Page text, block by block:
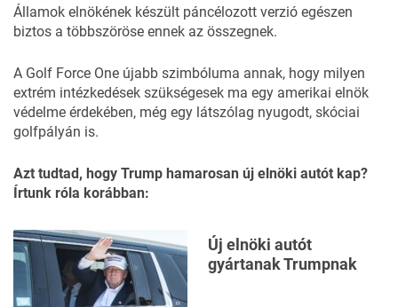
Államok elnökének készült páncélozott verzió egészen
biztos a többszöröse ennek az összegnek.
A Golf Force One újabb szimbóluma annak, hogy milyen
extrém intézkedések szükségesek ma egy amerikai elnök
védelme érdekében, még egy látszólag nyugodt, skóciai
golfpályán is.
Azt tudtad, hogy Trump hamarosan új elnöki autót kap?
Írtunk róla korábban:
Új elnöki autót
gyártanak Trumpnak